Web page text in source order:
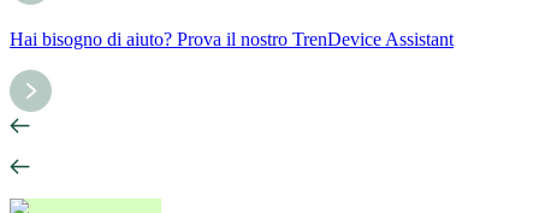
Hai bisogno di aiuto? Prova il nostro TrenDevice Assistant